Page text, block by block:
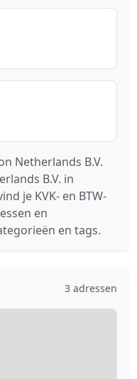
Netherlands B.V.
B.V. in
je KVK- en BTW-
en
en tags.
3 adressen